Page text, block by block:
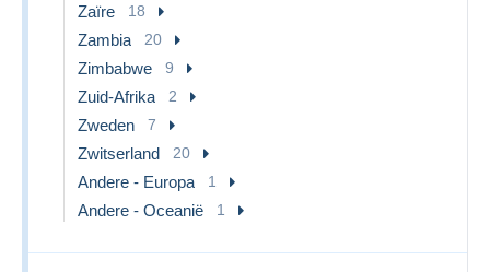
Zaïre 18
Zambia 20
Zimbabwe 9
Zuid-Afrika 2
Zweden 7
Zwitserland 20
Andere - Europa 1
Andere - Oceanië 1